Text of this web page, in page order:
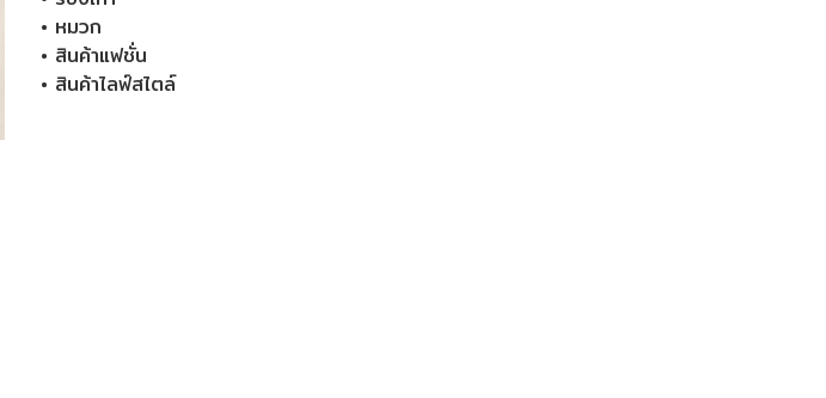
• หมวก
• สินค้าแฟชั่น
• สินค้าไลฟ์สไตล์